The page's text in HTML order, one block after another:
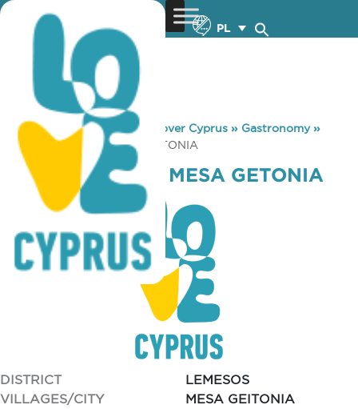
PL
You are here: Home »Discover Cyprus » Gastronomy»
COFFEE ISLAND MESA GETONIA
COFFEE ISLAND MESA GETONIA
DISTRICT
LEMESOS
VILLAGES/CITY
MESA GEITONIA